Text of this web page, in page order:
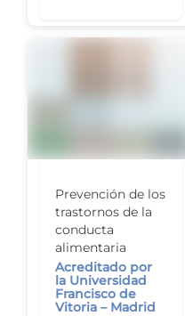
Prevención de los
trastornos de la
conducta
alimentaria
Acreditado por
la Universidad
Francisco de
Vitoria – Madrid